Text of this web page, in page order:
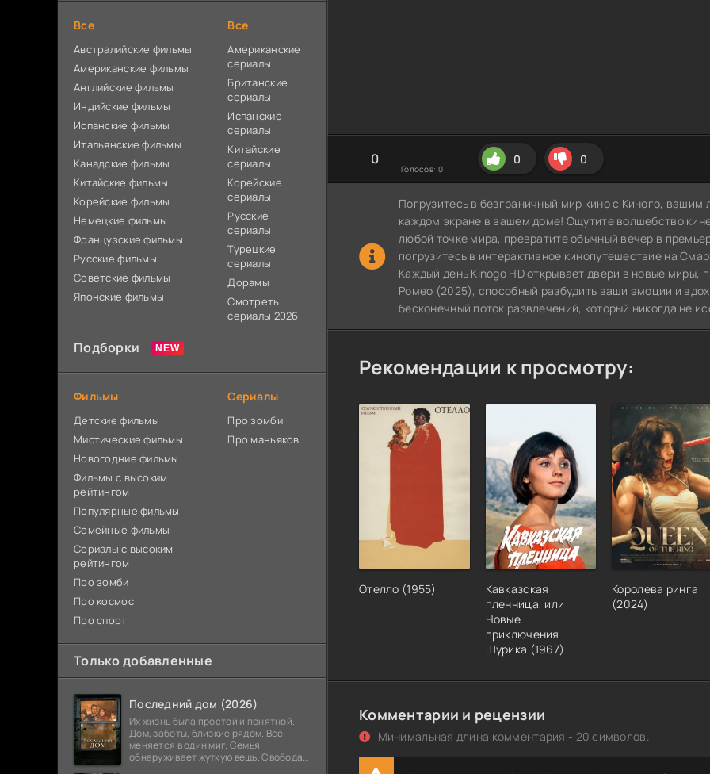
0
Голосов: 0
0 0
Погрузитесь в безграничный мир кино с Киного,
каждом экране в вашем доме! Ощутите волшебство
любой точке мира, превратите обычный вечер в
погрузитесь в интерактивное кинопутешествие на
Каждый день Kinogo HD открывает двери в новые миры,
Ромео (2025), способный разбудить ваши эмоции и
бесконечный поток развлечений, который никогда не
Рекомендации к просмотру:
Отелло (1955)
Кавказская
пленница, или
Новые
приключения
Шурика (1967)
Королева ринга
(2024)
Комментарии и рецензии
Минимальная длина комментария - 20 символов.
Все
Австралийские фильмы
Американские фильмы
Английские фильмы
Индийские фильмы
Испанские фильмы
Итальянские фильмы
Канадские фильмы
Китайские фильмы
Корейские фильмы
Немецкие фильмы
Французские фильмы
Русские фильмы
Советские фильмы
Японские фильмы
Все
Американские
сериалы
Британские
сериалы
Испанские
сериалы
Китайские
сериалы
Корейские
сериалы
Русские
сериалы
Турецкие
сериалы
Дорамы
Смотреть
сериалы 2026
Подборки
Фильмы
Детские фильмы
Мистические фильмы
Новогодние фильмы
Фильмы с высоким
рейтингом
Популярные фильмы
Семейные фильмы
Сериалы с высоким
рейтингом
Про зомби
Про космос
Про спорт
Сериалы
Про зомби
Про маньяков
Только добавленные
Последний дом (2026)
Их жизнь была простой и понятной.
Дом, заботы, близкие рядом. Все
меняется в один миг. Семья
обнаруживает жуткую вещь. Свобода